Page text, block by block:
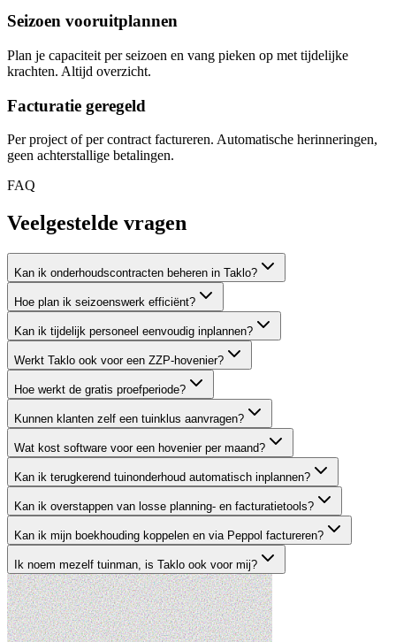
Seizoen vooruitplannen
Plan je capaciteit per seizoen en vang pieken op met tijdelijke
krachten. Altijd overzicht.
Facturatie geregeld
Per project of per contract factureren. Automatische herinneringen,
geen achterstallige betalingen.
FAQ
Veelgestelde vragen
Kan ik onderhoudscontracten beheren in Taklo?
Hoe plan ik seizoenswerk efficiënt?
Kan ik tijdelijk personeel eenvoudig inplannen?
Werkt Taklo ook voor een ZZP-hovenier?
Hoe werkt de gratis proefperiode?
Kunnen klanten zelf een tuinklus aanvragen?
Wat kost software voor een hovenier per maand?
Kan ik terugkerend tuinonderhoud automatisch inplannen?
Kan ik overstappen van losse planning- en facturatietools?
Kan ik mijn boekhouding koppelen en via Peppol factureren?
Ik noem mezelf tuinman, is Taklo ook voor mij?